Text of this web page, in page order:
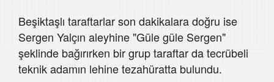
Beşiktaşlı taraftarlar son dakikalara doğru ise
Sergen Yalçın aleyhine "Güle güle Sergen"
şeklinde bağırırken bir grup taraftar da tecrübeli
teknik adamın lehine tezahüratta bulundu.